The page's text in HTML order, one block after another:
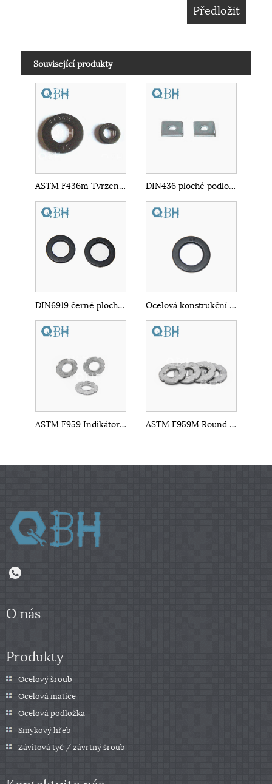
Související produkty
ASTM F436m Tvrzená HDG plochá podložka DIN436 ploché podložky Čtvercová podložka
DIN6919 černé ploché podložky z uhlíkové oceli Ocelová konstrukční plochá podložka
ASTM F959 Indikátor přímého napětí ploché podložky ASTM F959M Round Flat Special Gasket
O nás
Produkty
Ocelový šroub
Ocelová matice
Ocelová podložka
Smykový hřeb
Závitová tyč / závrtný šroub